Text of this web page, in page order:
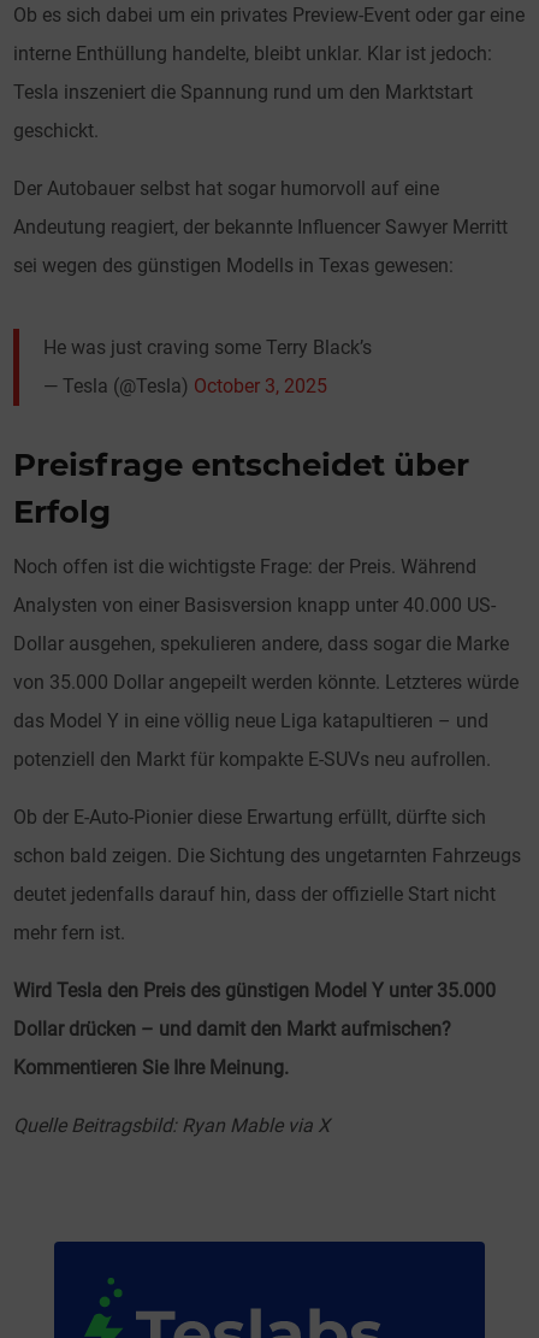
Ob es sich dabei um ein privates Preview-Event oder gar eine
interne Enthüllung handelte, bleibt unklar. Klar ist jedoch:
Tesla inszeniert die Spannung rund um den Marktstart
geschickt.
Der Autobauer selbst hat sogar humorvoll auf eine
Andeutung reagiert, der bekannte Influencer Sawyer Merritt
sei wegen des günstigen Modells in Texas gewesen:
He was just craving some Terry Black’s
— Tesla (@Tesla) October 3, 2025
Preisfrage entscheidet über
Erfolg
Noch offen ist die wichtigste Frage: der Preis. Während
Analysten von einer Basisversion knapp unter 40.000 US-
Dollar ausgehen, spekulieren andere, dass sogar die Marke
von 35.000 Dollar angepeilt werden könnte. Letzteres würde
das Model Y in eine völlig neue Liga katapultieren – und
potenziell den Markt für kompakte E-SUVs neu aufrollen.
Ob der E-Auto-Pionier diese Erwartung erfüllt, dürfte sich
schon bald zeigen. Die Sichtung des ungetarnten Fahrzeugs
deutet jedenfalls darauf hin, dass der offizielle Start nicht
mehr fern ist.
Wird Tesla den Preis des günstigen Model Y unter 35.000
Dollar drücken – und damit den Markt aufmischen?
Kommentieren Sie Ihre Meinung.
Quelle Beitragsbild: Ryan Mable via X